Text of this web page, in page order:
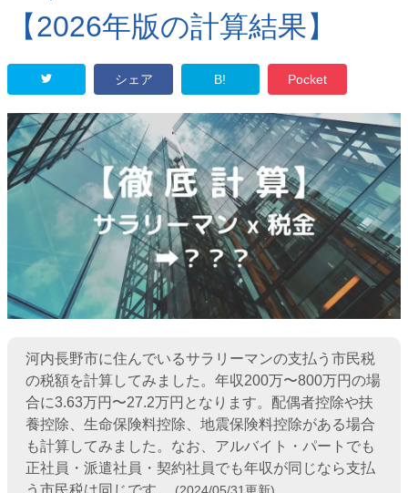
【2026年版の計算結果】
シェア B! Pocket
河内長野市に住んでいるサラリーマンの支払う市民税
の税額を計算してみました。年収200万〜800万円の場
合に3.63万円〜27.2万円となります。配偶者控除や扶
養控除、生命保険料控除、地震保険料控除がある場合
も計算してみました。なお、アルバイト・パートでも
正社員・派遣社員・契約社員でも年収が同じなら支払